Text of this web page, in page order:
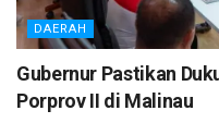
DAERAH
Gubernur Pastikan
Porprov II di Malinau